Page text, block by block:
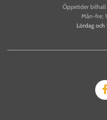
Öppetider bilhall
Mån-fre;
Lördag och